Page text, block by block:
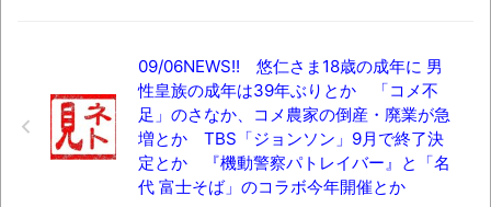
09/06NEWS!! 悠仁さま18歳の成年に 男
性皇族の成年は39年ぶりとか 「コメ不
足」のさなか、コメ農家の倒産・廃業が急
増とか TBS「ジョンソン」9月で終了決
定とか 『機動警察パトレイバー』と「名
代 富士そば」のコラボ今年開催とか